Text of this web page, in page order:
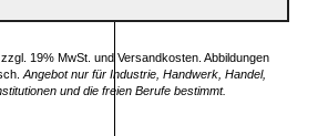
19% MwSt. und Versandkosten. Abbildungen
Angebot nur für Industrie, Handwerk, Handel,
und die freien Berufe bestimmt.